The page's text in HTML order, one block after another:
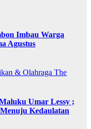
Imbau Warga
Agustus
& Olahraga The
Umar Lessy ;
Kedaulatan